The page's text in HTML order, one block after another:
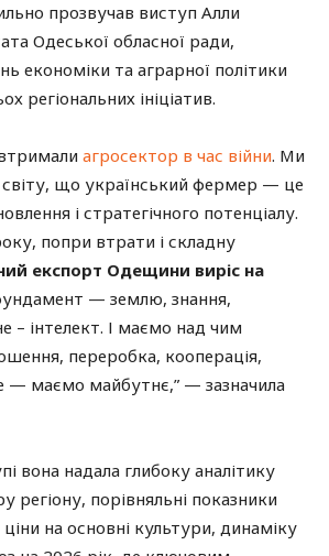
прозвучав виступ Алли
Одеської обласної ради,
економіки та аграрної політики
регіональних ініціатив.
агросектор в час війни. Ми
що український фермер — це
і стратегічного потенціалу.
попри втрати і складну
експорт Одещини виріс на
— землю, знання,
– інтелект. І маємо над чим
переробка, кооперація,
— маємо майбутнє,” — зазначила
вона надала глибоку аналітику
регіону, порівняльні показники
на основні культури, динаміку